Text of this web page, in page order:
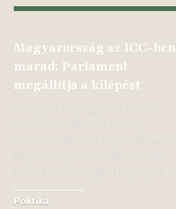
Magyarország az ICC-ben
marad: Parlament
megállítja a kilépést
Politika